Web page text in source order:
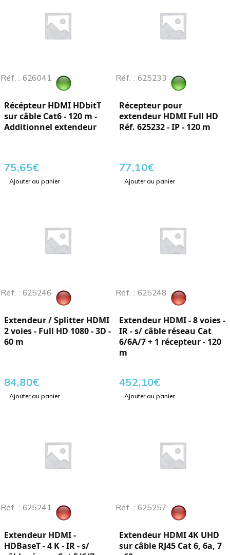
Réf. : 626041
Récépteur HDMI HDbitT
sur câble Cat6 - 120 m -
Additionnel extendeur
75,65€
Ajouter au panier
Réf. : 625233
Récepteur pour
extendeur HDMI Full HD
Réf. 625232 - IP - 120 m
77,10€
Ajouter au panier
Réf. : 625246
Extendeur / Splitter HDMI
2 voies - Full HD 1080 - 3D -
60 m
84,80€
Ajouter au panier
Réf. : 625248
Extendeur HDMI - 8 voies -
IR - s/ câble réseau Cat
6/6A/7 + 1 récepteur - 120
m
452,10€
Ajouter au panier
Réf. : 625241
Extendeur HDMI -
HDBaseT - 4 K - IR - s/
Réf. : 625257
Extendeur HDMI 4K UHD
sur câble RJ45 Cat 6, 6a, 7